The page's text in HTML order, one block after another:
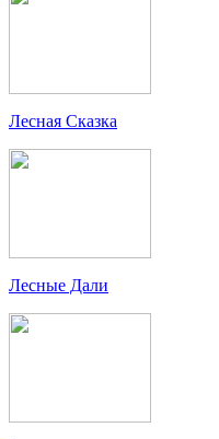
Лесная Сказка
Лесные Дали